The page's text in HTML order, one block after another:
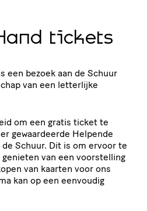
tickets
een bezoek aan de Schuur
van een letterlijke
om een gratis ticket te
gewaar­deerde Helpende
Schuur. Dit is om ervoor te
van een voor­stel­ling
van kaarten voor ons
kan op een eenvoudig